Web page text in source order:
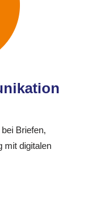
Briefen,
mit digitalen